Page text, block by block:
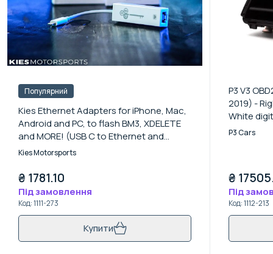
Популярний
Kies Ethernet Adapters for iPhone, Mac,
Android and PC, to flash BM3, XDELETE
and MORE! (USB C to Ethernet and
Lightning to Ethernet) - ETHERNET TO
Kies Motorsports
₴ 1781.10
Під замовлення
Код:1111-273
Купити
P3 V3
2019) -
White
P3 Cars
₴
Під
Код:1112-213